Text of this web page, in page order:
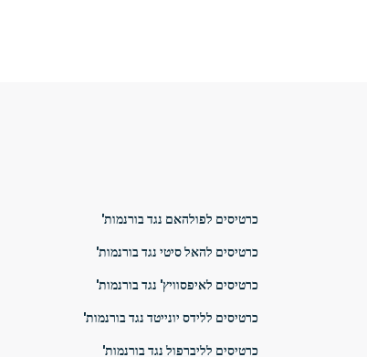
כרטיסים לפולהאם נגד בורנמות'
כרטיסים להאל סיטי נגד בורנמות'
כרטיסים לאיפסוויץ' נגד בורנמות'
כרטיסים ללידס יונייטד נגד בורנמות'
כרטיסים לליברפול נגד בורנמות'